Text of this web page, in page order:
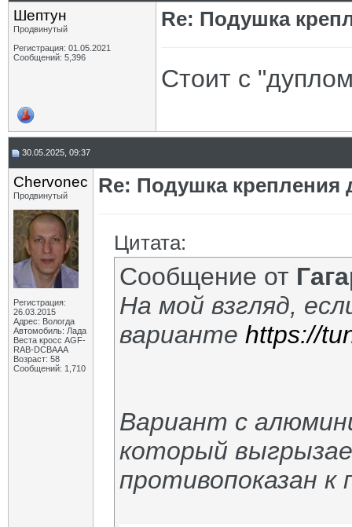
Шептун
Продвинутый
Регистрация: 01.05.2021
Сообщений: 5,396
Re: Подушка
Стоит с
30.05.2025, 09:37
Chervonec
Продвинутый
Регистрация:
26.03.2015
Адрес: Вологда
Автомобиль: Лада
Веста кросс AGF-
RAB-DCBAAA
Возраст: 58
Сообщений: 1,710
Re: Подушка крепления
Цитата:
Сообщение от
На мой взгляд,
варианте https://
Вариант с
который
противопоказан к